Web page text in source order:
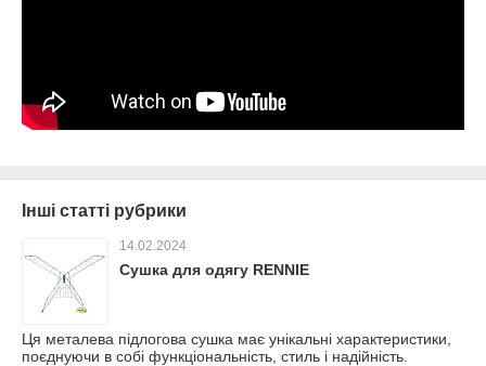
Інші статті рубрики
14.02.2024
Сушка для одягу RENNIE
Ця металева підлогова сушка має унікальні характеристики,
поєднуючи в собі функціональність, стиль і надійність.